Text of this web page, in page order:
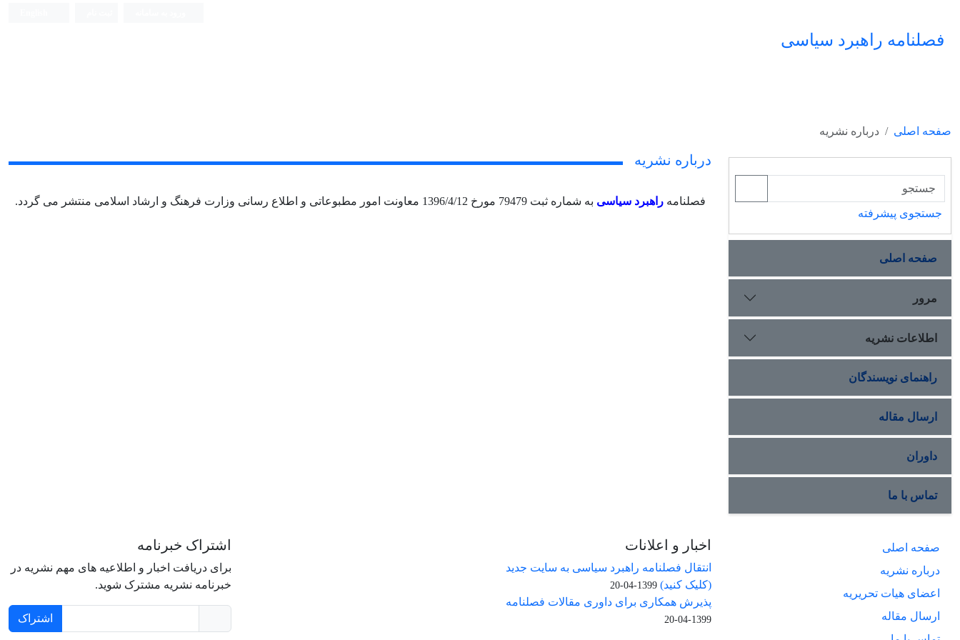
فصلنامه راهبرد سیاسی
صفحه اصلی درباره نشریه
جستجوی پیشرفته
صفحه اصلی
مرور
اطلاعات نشریه
راهنمای نویسندگان
ارسال مقاله
داوران
تماس با ما
درباره نشریه
فصلنامهراهبرد سیاسی به شماره ثبت 79479 مورخ 1396/4/12 معاونت امور مطبوعاتی و اطلاع رسانی وزارت فرهنگ و ارشاد اسلامی منتشر می گردد.
صفحه اصلی
درباره نشریه
اعضای هیات تحریریه
ارسال مقاله
اخبار و اعلانات
انتقال فصلنامه راهبرد سیاسی به سایت جدید
(کلیک کنید) 1399-04-20
پذیرش همکاری برای داوری مقالات فصلنامه
1399-04-20
اشتراک خبرنامه
برای دریافت اخبار و اطلاعیه های مهم نشریه در
خبرنامه نشریه مشترک شوید.
اشتراک